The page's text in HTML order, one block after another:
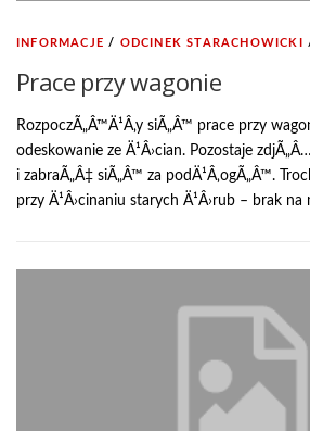
INFORMACJE / ODCINEK STARACHOWICKI
Prace przy wagonie
RozpoczÃ„Â™Ä¹Â‚y siÃ„Â™ prace przy
odeskowanie ze Ä¹Â›cian. Pozostaje
i zabraÃ„Â‡ siÃ„Â™ za podÄ¹Â‚ogÃ„Â™.
przy Ä¹Â›cinaniu starych Ä¹Â›rub – brak